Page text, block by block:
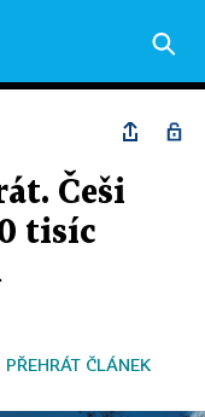
Češi
tisíc
PŘEHRÁT ČLÁNEK